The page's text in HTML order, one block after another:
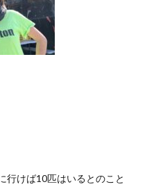
行けば10匹はいるとのこと